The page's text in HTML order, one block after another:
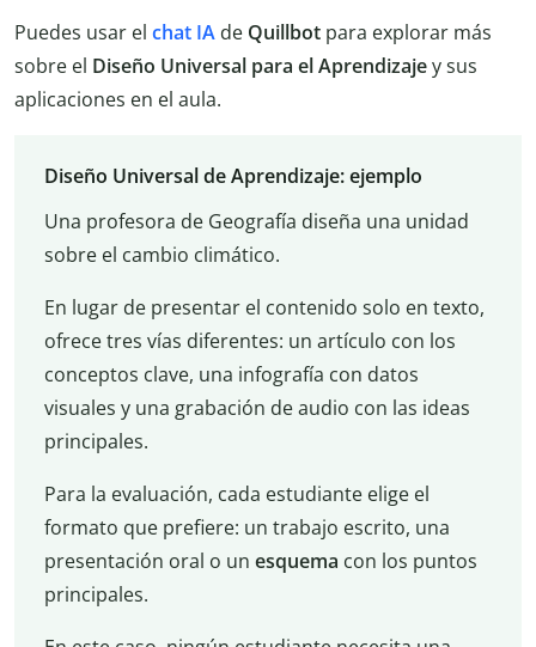
Puedes usar el chat IA de Quillbot para explorar más
sobre el Diseño Universal para el Aprendizajey sus
aplicaciones en el aula.
Diseño Universal de Aprendizaje: ejemplo
Una profesora de Geografía diseña una unidad
sobre el cambio climático.
En lugar de presentar el contenido solo en texto,
ofrece tres vías diferentes: un artículo con los
conceptos clave, una infografía con datos
visuales y una grabación de audio con las ideas
principales.
Para la evaluación, cada estudiante elige el
formato que prefiere: un trabajo escrito, una
presentación oral o un esquema con los puntos
principales.